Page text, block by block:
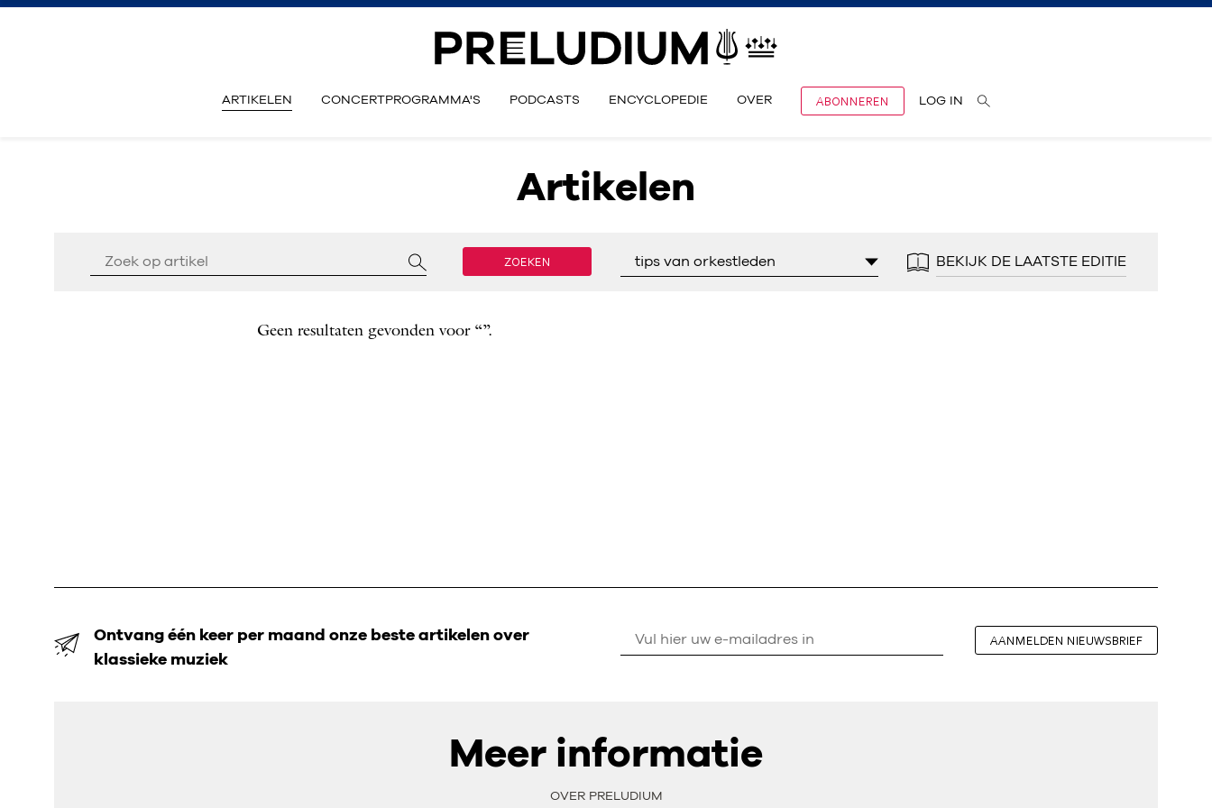
ARTIKELEN CONCERTPROGRAMMA'S PODCASTS ENCYCLOPEDIE OVER ABONNEREN LOG IN
Artikelen
ZOEKEN tips van orkestleden BEKIJK DE LAATSTE EDITIE
Geen resultaten gevonden voor “”.
Ontvang één keer per maand onze beste artikelen over
klassieke muziek
AANMELDEN NIEUWSBRIEF
Meer informatie
OVER PRELUDIUM